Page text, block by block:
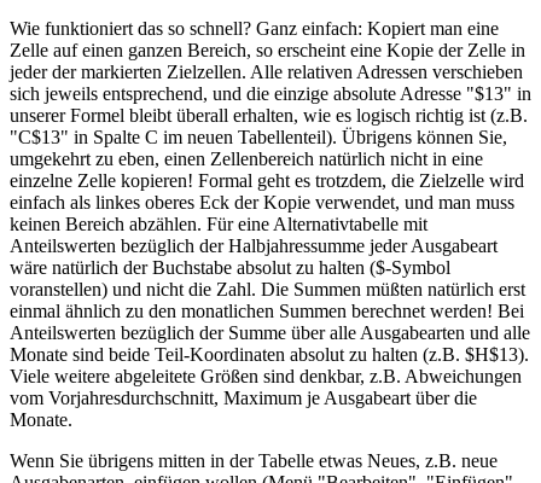
Wie funktioniert das so schnell? Ganz einfach: Kopiert man eine
Zelle auf einen ganzen Bereich, so erscheint eine Kopie der Zelle in
jeder der markierten Zielzellen. Alle relativen Adressen verschieben
sich jeweils entsprechend, und die einzige absolute Adresse "$13" in
unserer Formel bleibt überall erhalten, wie es logisch richtig ist (z.B.
"C$13" in Spalte C im neuen Tabellenteil). Übrigens können Sie,
umgekehrt zu eben, einen Zellenbereich natürlich nicht in eine
einzelne Zelle kopieren! Formal geht es trotzdem, die Zielzelle wird
einfach als linkes oberes Eck der Kopie verwendet, und man muss
keinen Bereich abzählen. Für eine Alternativtabelle mit
Anteilswerten bezüglich der Halbjahressumme jeder Ausgabeart
wäre natürlich der Buchstabe absolut zu halten ($-Symbol
voranstellen) und nicht die Zahl. Die Summen müßten natürlich erst
einmal ähnlich zu den monatlichen Summen berechnet werden! Bei
Anteilswerten bezüglich der Summe über alle Ausgabearten und alle
Monate sind beide Teil-Koordinaten absolut zu halten (z.B. $H$13).
Viele weitere abgeleitete Größen sind denkbar, z.B. Abweichungen
vom Vorjahresdurchschnitt, Maximum je Ausgabeart über die
Monate.
Wenn Sie übrigens mitten in der Tabelle etwas Neues, z.B. neue